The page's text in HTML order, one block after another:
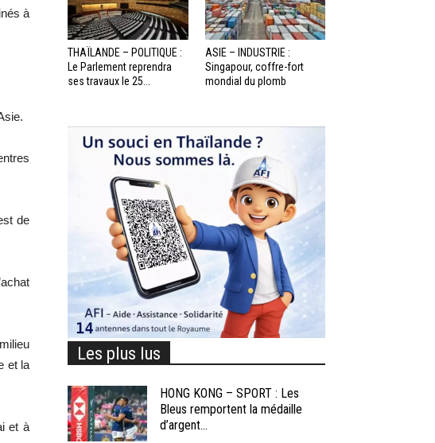
à
de
et la
et à
THAÏLANDE – POLITIQUE :
Le Parlement reprendra
ses travaux le 25...
ASIE – INDUSTRIE :
Singapour, coffre-fort
mondial du plomb
Les plus lus
HONG KONG – SPORT : Les
Bleus remportent la médaille
d’argent...